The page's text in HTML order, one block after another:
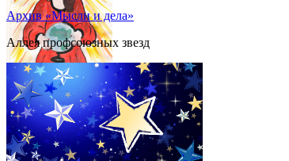
Архив «Мысли и дела»
Аллея профсоюзных звезд